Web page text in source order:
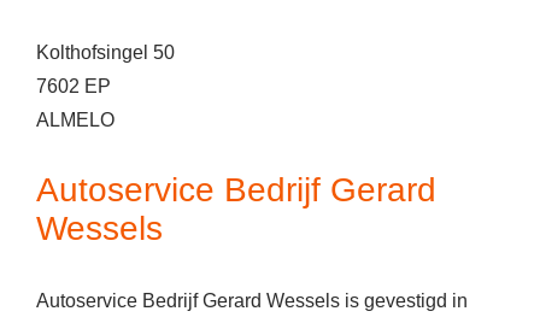
Kolthofsingel 50
7602 EP
ALMELO
Autoservice Bedrijf Gerard
Wessels
Autoservice Bedrijf Gerard Wessels is gevestigd in